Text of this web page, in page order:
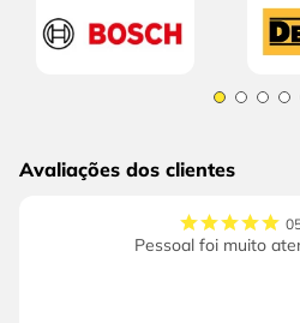
Avaliações dos clientes
Pessoal foi muito